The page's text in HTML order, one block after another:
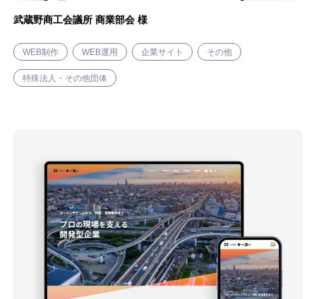
武蔵野商工会議所 商業部会 様
WEB制作 WEB運用 企業サイト その他
特殊法人・その他団体